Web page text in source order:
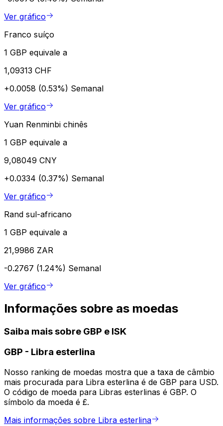
Ver gráfico
Franco suíço
1 GBP equivale a
1,09313 CHF
+0.0058 (0.53%) Semanal
Ver gráfico
Yuan Renminbi chinês
1 GBP equivale a
9,08049 CNY
+0.0334 (0.37%) Semanal
Ver gráfico
Rand sul-africano
1 GBP equivale a
21,9986 ZAR
-0.2767 (1.24%) Semanal
Ver gráfico
Informações sobre as moedas
Saiba mais sobre GBP e ISK
GBP - Libra esterlina
Nosso ranking de moedas mostra que a taxa de câmbio
mais procurada para Libra esterlina é de GBP para USD.
O código de moeda para Libras esterlinas é GBP. O
símbolo da moeda é £.
Mais informações sobre Libra esterlina